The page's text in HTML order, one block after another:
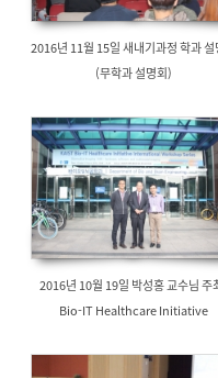
2016년 11월 15일 새내기과정 학과 설
(무학과 설명회)
2016년 10월 19일 박성홍 교수님 주
Bio-IT Healthcare Initiative